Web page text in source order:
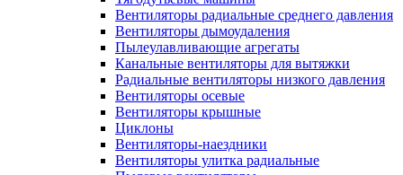
Вентиляторы радиальные среднего давления
Вентиляторы дымоудаления
Пылеулавливающие агрегаты
Канальные вентиляторы для вытяжки
Радиальные вентиляторы низкого давления
Вентиляторы осевые
Вентиляторы крышные
Циклоны
Вентиляторы-наездники
Вентиляторы улитка радиальные